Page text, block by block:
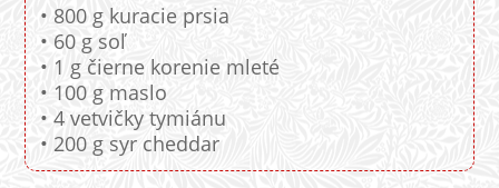
• 800 g kuracie prsia
• 60 g soľ
• 1 g čierne korenie mleté
• 100 g maslo
• 4 vetvičky tymiánu
• 200 g syr cheddar